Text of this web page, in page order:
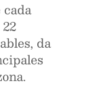
da